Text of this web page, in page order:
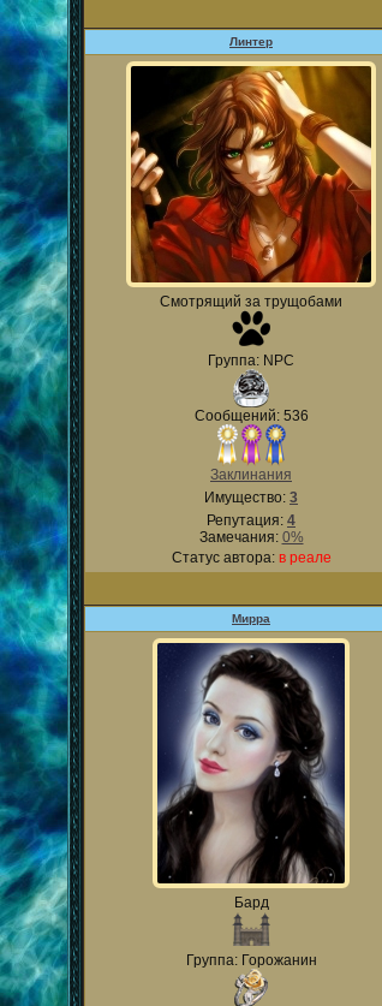
Линтер
Смотрящий за трущобами
Группа: NPC
Сообщений: 536
Заклинания
Имущество: 3
Репутация: 4
Замечания: 0%
Статус автора: в реале
Мирра
Бард
Группа: Горожанин